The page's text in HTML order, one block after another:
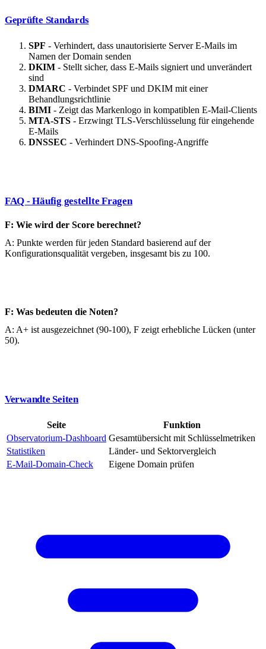
Geprüfte Standards
SPF - Verhindert, dass unautorisierte Server E-Mails im
Namen der Domain senden
DKIM - Stellt sicher, dass E-Mails signiert und unverändert
sind
DMARC - Verbindet SPF und DKIM mit einer
Behandlungsrichtlinie
BIMI - Zeigt das Markenlogo in kompatiblen E-Mail-Clients
MTA-STS - Erzwingt TLS-Verschlüsselung für eingehende
E-Mails
DNSSEC - Verhindert DNS-Spoofing-Angriffe
FAQ - Häufig gestellte Fragen
F: Wie wird der Score berechnet?
A: Punkte werden für jeden Standard basierend auf der
Konfigurationsqualität vergeben, insgesamt bis zu 100.
F: Was bedeuten die Noten?
A: A+ ist ausgezeichnet (90-100), F zeigt erhebliche Lücken (unter
50).
Verwandte Seiten
Seite
Funktion
Observatorium-Dashboard Gesamtübersicht mit Schlüsselmetriken
Statistiken
Länder- und Sektorvergleich
E-Mail-Domain-Check
Eigene Domain prüfen